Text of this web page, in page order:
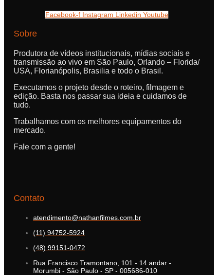
Facebook-f Instagram Linkedin Youtube
Sobre
Produtora de vídeos institucionais, mídias sociais e
transmissão ao vivo em São Paulo, Orlando – Florida/
USA, Florianópolis, Brasilia e todo o Brasil.
Executamos o projeto desde o roteiro, filmagem e
edição. Basta nos passar sua ideia e cuidamos de
tudo.
Trabalhamos com os melhores equipamentos do
mercado.
Fale com a gente!
Contato
atendimento@nathanfilmes.com.br
(11) 94752-5924
(48) 99151-0472
Rua Francisco Tramontano, 101 - 14 andar -
Morumbi - São Paulo - SP - 005686-010